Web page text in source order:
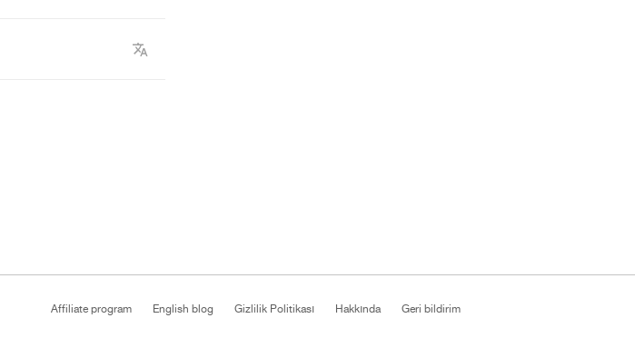
Affiliate program English blog Gizlilik Politikası Hakkında Geri bildirim